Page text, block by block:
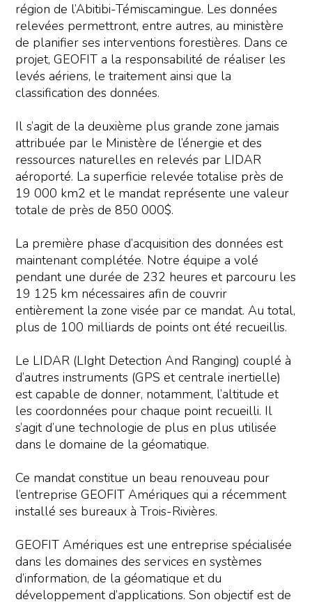
région de l’Abitibi-Témiscamingue. Les données
relevées permettront, entre autres, au ministère
de planifier ses interventions forestières. Dans ce
projet, GEOFIT a la responsabilité de réaliser les
levés aériens, le traitement ainsi que la
classification des données.
Il s’agit de la deuxième plus grande zone jamais
attribuée par le Ministère de l’énergie et des
ressources naturelles en relevés par LIDAR
aéroporté. La superficie relevée totalise près de
19 000 km2 et le mandat représente une valeur
totale de près de 850 000$.
La première phase d’acquisition des données est
maintenant complétée. Notre équipe a volé
pendant une durée de 232 heures et parcouru les
19 125 km nécessaires afin de couvrir
entièrement la zone visée par ce mandat. Au total,
plus de 100 milliards de points ont été recueillis.
Le LIDAR (LIght Detection And Ranging) couplé à
d’autres instruments (GPS et centrale inertielle)
est capable de donner, notamment, l’altitude et
les coordonnées pour chaque point recueilli. Il
s’agit d’une technologie de plus en plus utilisée
dans le domaine de la géomatique.
Ce mandat constitue un beau renouveau pour
l’entreprise GEOFIT Amériques qui a récemment
installé ses bureaux à Trois-Rivières.
GEOFIT Amériques est une entreprise spécialisée
dans les domaines des services en systèmes
d’information, de la géomatique et du
développement d’applications. Son objectif est de